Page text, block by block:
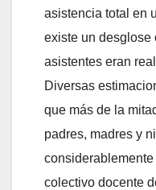
asistencia total en
existe un desglose
asistentes eran
Diversas
que más de la
padres, madres y
colectivo docente